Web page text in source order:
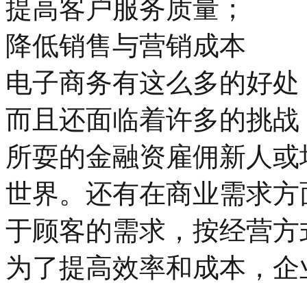
提高客户服务质量；
降低销售与营销成本
电子商务有这么多的好
而且还面临着许多的挑
所耍的金融资雇佣新人
世界。还有在商业需求
于顾客的需求，按经营
为了提高效率和成本，